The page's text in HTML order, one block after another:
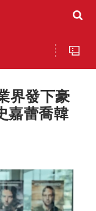
界發下豪
嘉蕾喬韓